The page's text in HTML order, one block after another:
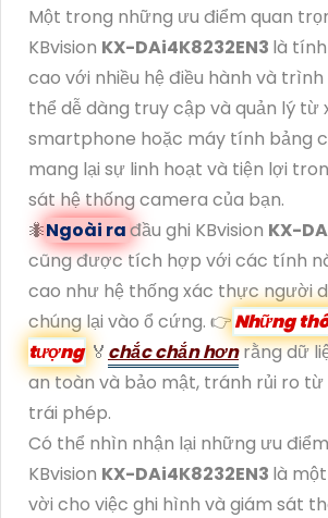
Một trong những ưu điểm quan
KBvision KX-DAi4K8232EN3 là
cao với nhiều hệ điều hành và trình
thể dễ dàng truy cập và quản lý từ
smartphone hoặc máy tính bảng
mang lại sự linh hoạt và tiện lợi
sát hệ thống camera của bạn.
🐜Ngoài rađầu ghi KBvision KX-
cũng được tích hợp với các tính
cao như hệ thống xác thực người
chúng lại vào ổ cứng. 👉Những
tượng ️🏅️ chắc chắn hơnrằng dữ
an toàn và bảo mật, tránh rủi ro từ
trái phép.
Có thể nhìn nhận lại những ưu
KBvision KX-DAi4K8232EN3 là
vời cho việc ghi hình và giám sát